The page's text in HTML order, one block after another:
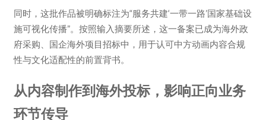
同时，这批作品被明确标注为“服务共建‘一带一路’国家基础设
施可视化传播”。按照输入摘要所述，这一备案已成为海外政
府采购、国企海外项目招标中，用于认可中方动画内容合规
性与文化适配性的前置背书。
从内容制作到海外投标，影响正向业务
环节传导